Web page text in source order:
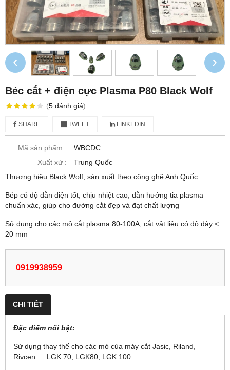
‹ ›
Béc cắt + điện cực Plasma P80 Black Wolf
(5 đánh giá)
SHARE TWEET LINKEDIN
Mã sản phẩm :
WBCDC
Xuất xứ :
Trung Quốc
Thương hiệu Black Wolf, sản xuất theo công ghệ Anh Quốc
Bép có độ dẫn điện tốt, chịu nhiệt cao, dẫn hướng tia plasma
chuẩn xác, giúp cho đường cắt đẹp và đạt chất lượng
Sử dụng cho các mỏ cắt plasma 80-100A, cắt vật liệu có độ dày <
20 mm
0919938959
CHI TIẾT
Đặc điểm nổi bật:
Sử dụng thay thế cho các mỏ của máy cắt Jasic, Riland,
Rivcen…. LGK 70, LGK80, LGK 100…